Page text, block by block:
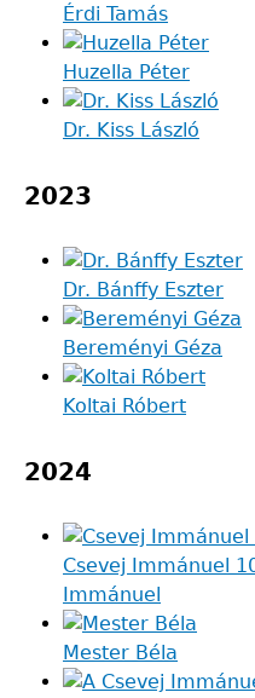
Érdi Tamás
Huzella Péter
Dr. Kiss László
2023
Dr. Bánffy Eszter
Bereményi Géza
Koltai Róbert
2024
Csevej Immánuel
Immánuel
Mester Béla